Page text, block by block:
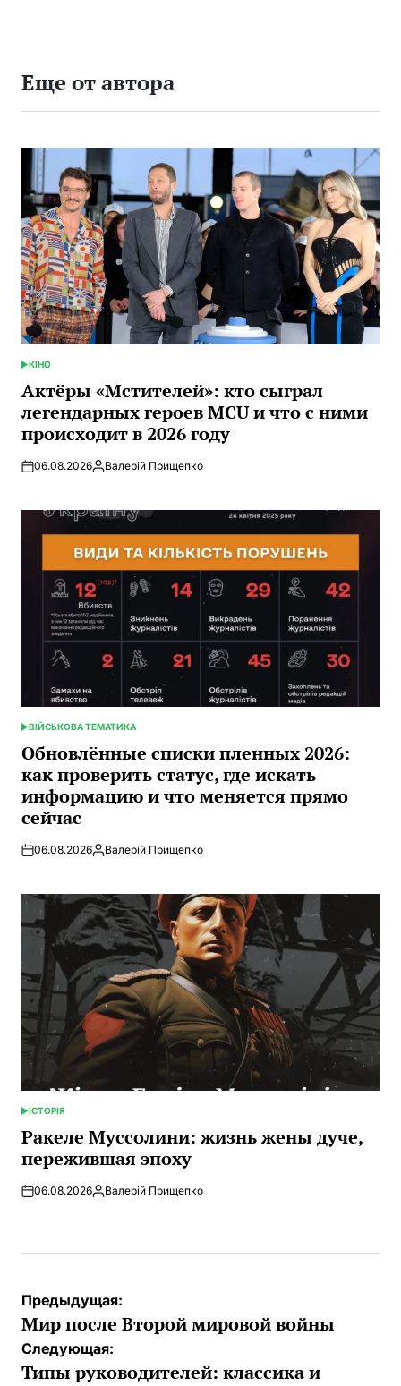
Еще от автора
ОПУБЛИКОВАНО
КІНО
Актёры «Мстителей»: кто сыграл
легендарных героев MCU и что с ними
происходит в 2026 году
06.08.2026Запись
Валерій Прищепко
ОПУБЛИКОВАНО
В
ВІЙСЬКОВА ТЕМАТИКА
Обновлённые списки пленных 2026:
как проверить статус, где искать
информацию и что меняется прямо
сейчас
06.08.2026Запись
Валерій Прищепко
ОПУБЛИКОВАНО
В
ІСТОРІЯ
Ракеле Муссолини: жизнь жены дуче,
пережившая эпоху
06.08.2026Запись
Валерій Прищепко
Навигация
по
записям
Предыдущая:
Мир после Второй мировой войны
Следующая:
Типы руководителей: классика и